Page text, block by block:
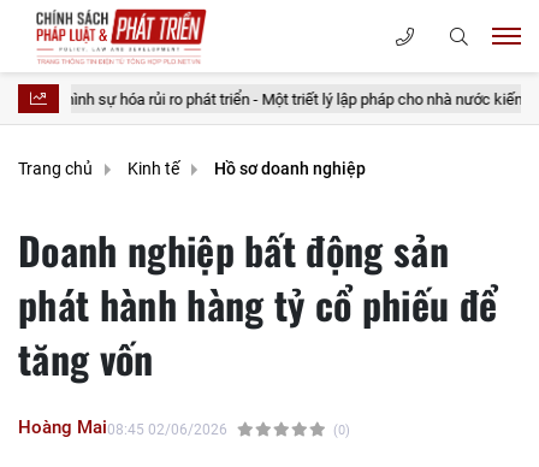
rủi ro phát triển - Một triết lý lập pháp cho nhà nước kiến tạo 20
Trang chủ Kinh tế Hồ sơ doanh nghiệp
Doanh nghiệp bất động sản
phát hành hàng tỷ cổ phiếu để
tăng vốn
Hoàng Mai08:45 02/06/2026 (0)